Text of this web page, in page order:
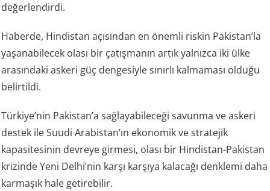
değerlendirdi.
Haberde, Hindistan açısından en önemli riskin Pakistan’la
yaşanabilecek olası bir çatışmanın artık yalnızca iki ülke
arasındaki askeri güç dengesiyle sınırlı kalmaması olduğu
belirtildi.
Türkiye’nin Pakistan’a sağlayabileceği savunma ve askeri
destek ile Suudi Arabistan’ın ekonomik ve stratejik
kapasitesinin devreye girmesi, olası bir Hindistan-Pakistan
krizinde Yeni Delhi’nin karşı karşıya kalacağı denklemi daha
karmaşık hale getirebilir.